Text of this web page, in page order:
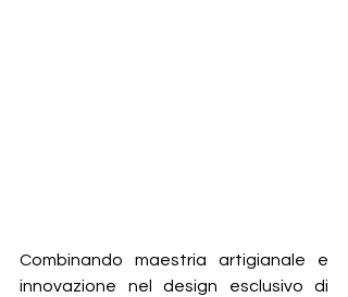
Combinando maestria artigianale e
innovazione nel design esclusivo di